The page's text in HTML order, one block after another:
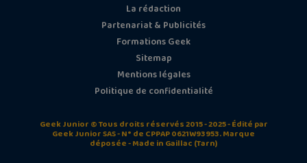
La rédaction
Partenariat & Publicités
Formations Geek
Sitemap
Mentions légales
Politique de confidentialité
Geek Junior © Tous droits réservés 2015 - 2025 - Édité par
Geek Junior SAS - N° de CPPAP 0621W93953. Marque
déposée - Made in Gaillac (Tarn)